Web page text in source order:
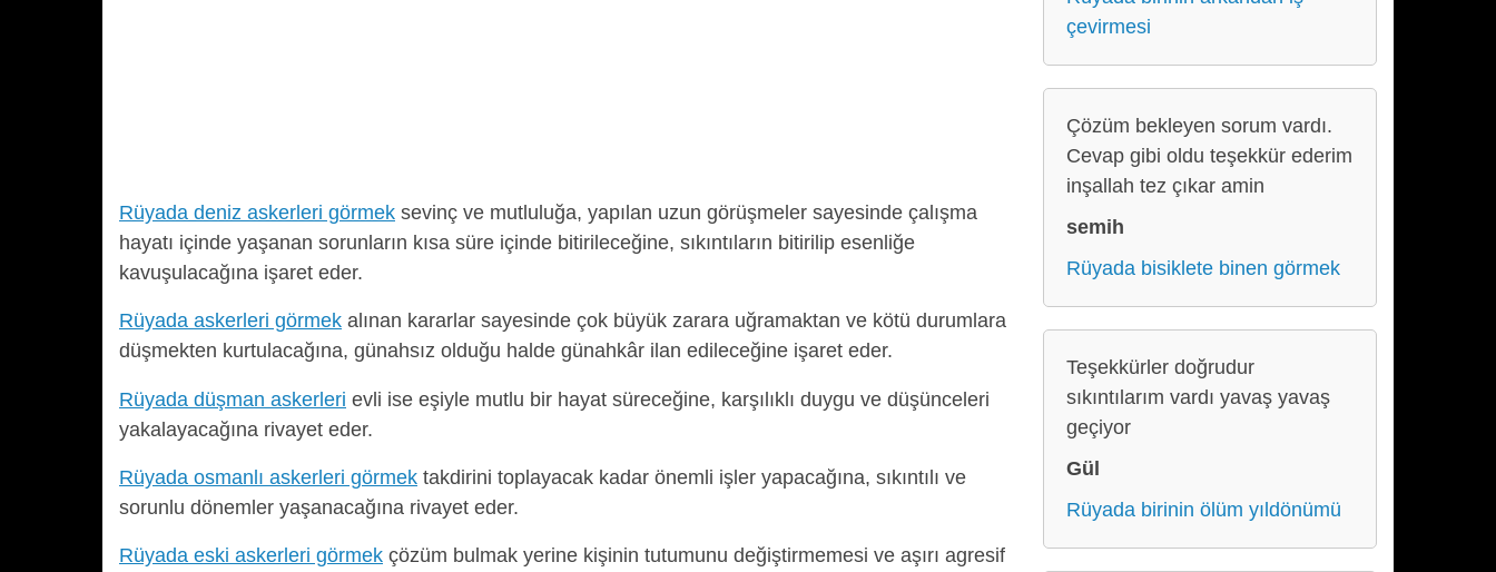
Rüyada deniz askerleri görmek sevinç ve mutluluğa, yapılan uzun görüşmeler sayesinde çalışma
hayatı içinde yaşanan sorunların kısa süre içinde bitirileceğine, sıkıntıların bitirilip esenliğe
kavuşulacağına işaret eder.
Rüyada askerleri görmek alınan kararlar sayesinde çok büyük zarara uğramaktan ve kötü durumlara
düşmekten kurtulacağına, günahsız olduğu halde günahkâr ilan edileceğine işaret eder.
Rüyada düşman askerleri evli ise eşiyle mutlu bir hayat süreceğine, karşılıklı duygu ve düşünceleri
yakalayacağına rivayet eder.
Rüyada osmanlı askerleri görmek takdirini toplayacak kadar önemli işler yapacağına, sıkıntılı ve
sorunlu dönemler yaşanacağına rivayet eder.
Rüyada eski askerleri görmek çözüm bulmak yerine kişinin tutumunu değiştirmemesi ve aşırı agresif
çevirmesi
Çözüm bekleyen sorum vardı.
Cevap gibi oldu teşekkür ederim
inşallah tez çıkar amin
semih
Rüyada bisiklete binen görmek
Teşekkürler doğrudur
sıkıntılarım vardı yavaş yavaş
geçiyor
Gül
Rüyada birinin ölüm yıldönümü